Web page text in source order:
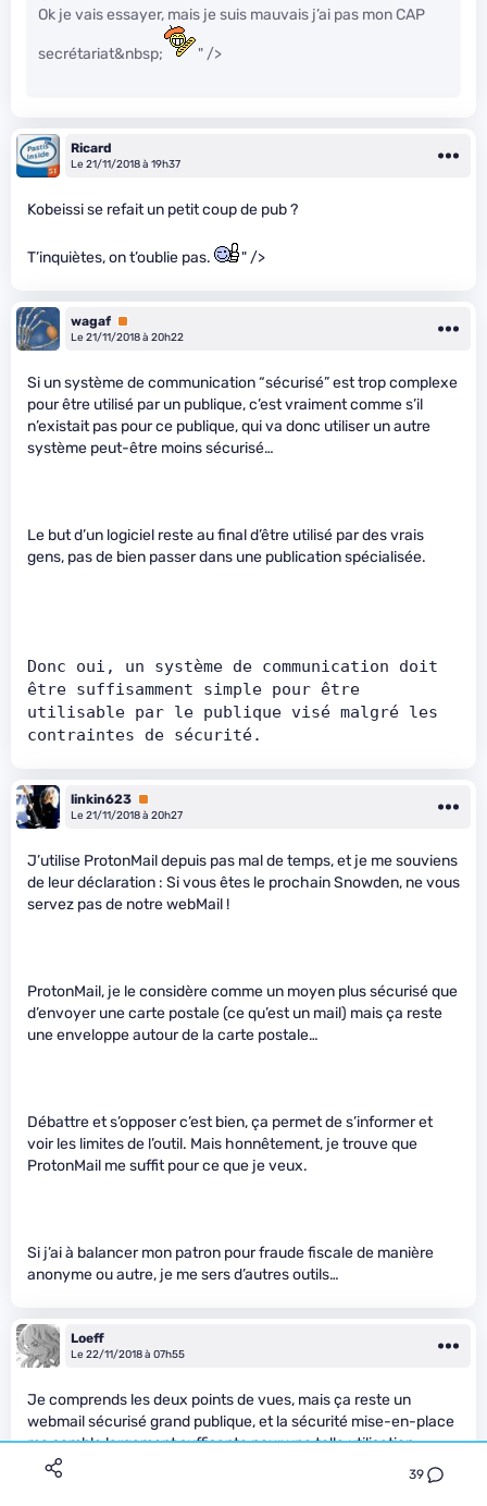
39
Ok je vais essayer, mais je suis mauvais j’ai pas mon CAP
secrétariat&nbsp; " />
Ricard
Le 21/11/2018 à 19h37
Kobeissi se refait un petit coup de pub ?
T’inquiètes, on t’oublie pas. " />
wagaf Premium
Le 21/11/2018 à 20h22
Si un système de communication “sécurisé” est trop complexe
pour être utilisé par un publique, c’est vraiment comme s’il
n’existait pas pour ce publique, qui va donc utiliser un autre
système peut-être moins sécurisé…
Le but d’un logiciel reste au final d’être utilisé par des vrais
gens, pas de bien passer dans une publication spécialisée.
Donc oui, un système de communication doit
être suffisamment simple pour être
utilisable par le publique visé malgré les
contraintes de sécurité.
linkin623 Premium
Le 21/11/2018 à 20h27
J’utilise ProtonMail depuis pas mal de temps, et je me souviens
de leur déclaration : Si vous êtes le prochain Snowden, ne vous
servez pas de notre webMail !
ProtonMail, je le considère comme un moyen plus sécurisé que
d’envoyer une carte postale (ce qu’est un mail) mais ça reste
une enveloppe autour de la carte postale…
Débattre et s’opposer c’est bien, ça permet de s’informer et
voir les limites de l’outil. Mais honnêtement, je trouve que
ProtonMail me suffit pour ce que je veux.
Si j’ai à balancer mon patron pour fraude fiscale de manière
anonyme ou autre, je me sers d’autres outils…
Loeff
Le 22/11/2018 à 07h55
Je comprends les deux points de vues, mais ça reste un
webmail sécurisé grand publique, et la sécurité mise-en-place
me semble largement suffisante pour une telle utilisation.